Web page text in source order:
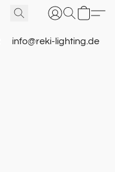
info@reki-lighting.de